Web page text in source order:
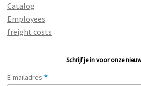
Catalog
Employees
freight costs
Schrijf je in voor onze
E-mailadres *